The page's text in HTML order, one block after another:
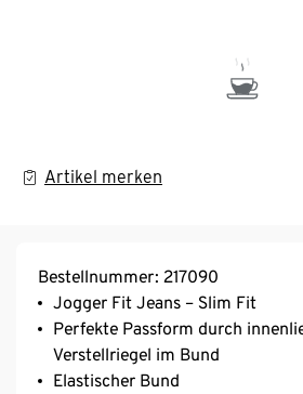
Artikel merken
Bestellnummer: 217090
Jogger Fit Jeans – Slim Fit
Perfekte Passform durch
Verstellriegel im Bund
Elastischer Bund